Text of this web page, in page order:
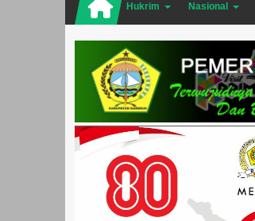
Hukrim Nasional